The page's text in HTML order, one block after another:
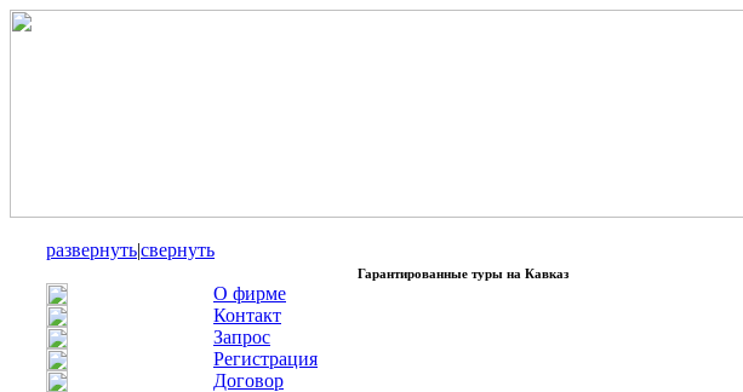
развернуть|свернуть
О фирме
Контакт
Запрос
Регистрация
Договор
Гарантированные туры на Кавказ